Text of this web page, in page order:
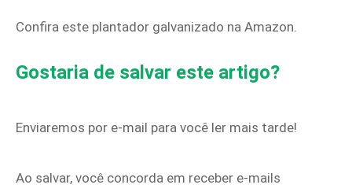
Confira este plantador galvanizado na Amazon.
Gostaria de salvar este artigo?
Enviaremos por e-mail para você ler mais tarde!
Ao salvar, você concorda em receber e-mails